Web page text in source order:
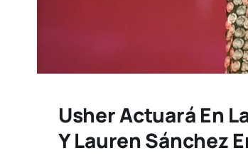
Usher Actuará En
Y Lauren Sánchez